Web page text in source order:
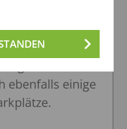
Friedhofs
zur
ebenfalls einige